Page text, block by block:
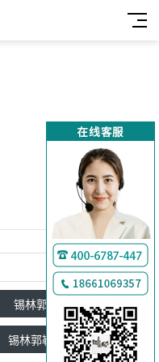
锡林郭勒双头牙条类
锡林郭勒垫圈及挡圈类